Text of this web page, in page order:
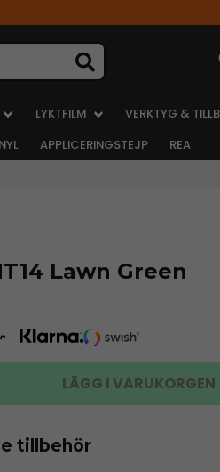
LYKTFILM
VERKTYG &
APPLICERINGSTEJP REA
Lawn Green
LÄGG I VARUKORGEN
tillbehör